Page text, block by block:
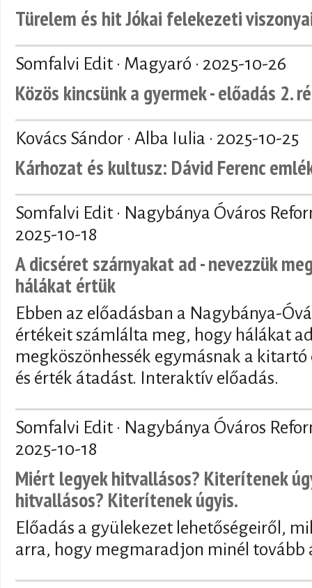
Türelem és hit Jókai felekezeti
Somfalvi Edit · Magyaró · 2025-10-26
Közös kincsünk a gyermek - előadás 2.
Kovács Sándor · Alba Iulia · 2025-10-25
Kárhozat és kultusz: Dávid Ferenc
Somfalvi Edit · Nagybánya Óváros
2025-10-18
A dicséret szárnyakat ad - nevezzük
hálákat értük
Ebben az előadásban a Nagybánya-
értékeit számlálta meg, hogy hálákat
megköszönhessék egymásnak a
és érték átadást. Interaktív előadás.
Somfalvi Edit · Nagybánya Óváros
2025-10-18
Miért legyek hitvallásos? Kiterítenek
hitvallásos? Kiterítenek úgyis.
Előadás a gyülekezet lehetőségeiről,
arra, hogy megmaradjon minél tovább